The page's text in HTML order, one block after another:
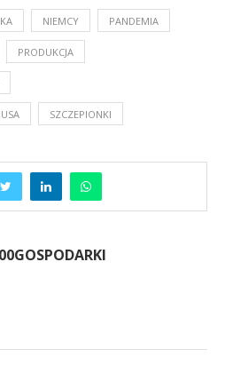
NIEMCY PANDEMIA
PRODUKCJA
SZCZEPIONKI